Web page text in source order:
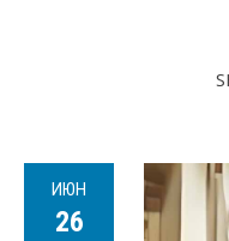
ИЮН
26